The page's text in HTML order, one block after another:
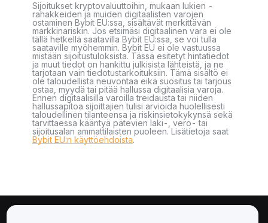
Sijoitukset kryptovaluuttoihin, mukaan lukien -
rahakkeiden ja muiden digitaalisten varojen
ostaminen Bybit EU:ssa, sisältävät merkittävän
markkinariskin. Jos etsimäsi digitaalinen vara ei ole
tällä hetkellä saatavilla Bybit EU:ssa, se voi tulla
saataville myöhemmin. Bybit EU ei ole vastuussa
mistään sijoitustuloksista. Tässä esitetyt hintatiedot
ja muut tiedot on hankittu julkisista lähteistä, ja ne
tarjotaan vain tiedotustarkoituksiin. Tämä sisältö ei
ole taloudellista neuvontaa eikä suositus tai tarjous
ostaa, myydä tai pitää hallussa digitaalisia varoja.
Ennen digitaalisilla varoilla treidausta tai niiden
hallussapitoa sijoittajien tulisi arvioida huolellisesti
taloudellinen tilanteensa ja riskinsietokykynsä sekä
tarvittaessa kääntyä pätevien laki-, vero- tai
sijoitusalan ammattilaisten puoleen. Lisätietoja saat
Bybit EU:n käyttöehdoista.